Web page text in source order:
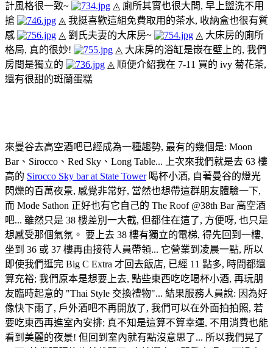
計風格很一致~
◬ 廁所其實也很大間, 早上盥洗不用
搶
◬ 我挺喜歡這組免費取用的茶水, 收納盒也很有質
感
◬ 劉氏夫妻的大床房~
◬ 大床房的廁所
格局, 真的很妙!
◬ 大床房的浴缸是嵌在壁上的, 我們
房間是獨立的
◬ 順便介紹我在 7-11 買的 ivy 菊花茶,
還有很甜的斑蘭蛋糕
來曼谷去高空酒吧已經成為一種趨勢, 最有的幾個是: Moon
Bar、Sirocco、Red Sky、Long Table... 上次來我們就是去 63 樓
高的 Sirocco Sky bar at State Tower喝杯小酒, 自著曼谷的燈光
閃爍的百萬夜景, 感覺非常好, 當然也想帶這群朋友體驗一下,
而 Mode Sathon 正好也有它自己的 The Roof @38th Bar 高空酒
吧... 雖然只是 38 樓差別一大截, 但都住在這了, 方便呀, 也只是
想感受那個氣氛。 要上去 38 樓有獨立的電梯, 得先回到一樓,
坐到 36 或 37 樓再由接待人員帶領... 它營業到凌晨一點, 所以
即使我們逛完 Big C Extra 才回去飯店, 已經 11 點多, 時間都還
算充裕; 我們原本是想要上去, 點些東西吃吃喝杯小酒, 再玩朋
友臨時起意的 "Thai Style 交換禮物"... 結果服務人員說: 因為好
像快下雨了, 戶外酒吧不再開放了, 我們可以在外面拍拍照, 若
要吃東西再進室內安排; 真不知是這算不算幸運, 不用消費也能
看到美麗的夜景! 但回到室內就有點沒意思了... 所以我們晃了